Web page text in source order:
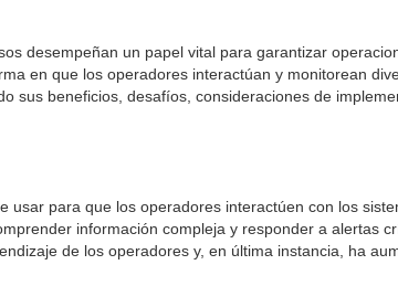
desempeñan un papel vital para garantizar
en que los operadores interactúan y monitorean
sus beneficios, desafíos, consideraciones de
para que los operadores interactúen con los
información compleja y responder a alertas
de los operadores y, en última instancia, ha